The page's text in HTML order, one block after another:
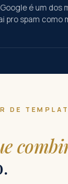
é um dos
pro spam
DE